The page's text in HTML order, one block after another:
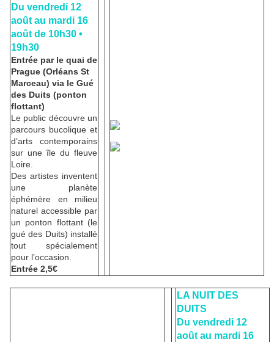
Du vendredi 12
août au mardi 16
août de 10h30 •
19h30
Entrée par le quai de
Prague (Orléans St
Marceau) via le Gué
des Duits (ponton
flottant)
Le public découvre un
parcours bucolique et
d’arts contemporains
sur une île du fleuve
Loire.
Des artistes inventent
une planète
éphémère en milieu
naturel accessible par
un ponton flottant (le
gué des Duits) installé
tout spécialement
pour l’occasion.
Entrée 2,5€
LA NUIT DES
DUITS
Du vendredi 12
août au mardi 16